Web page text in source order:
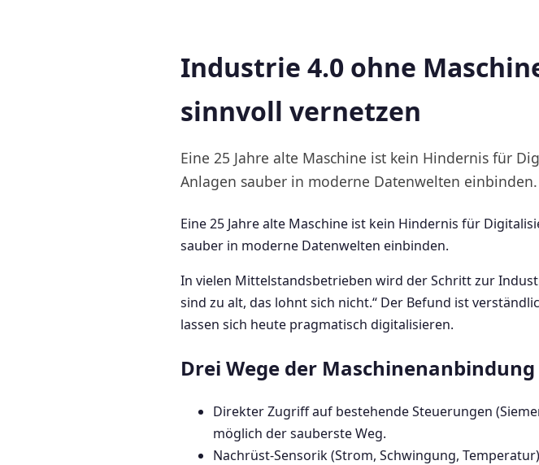
Industrie 4.0 ohne
sinnvoll vernetzen
Eine 25 Jahre alte Maschine ist kein Hindernis für
Anlagen sauber in moderne Datenwelten einbinden.
Eine 25 Jahre alte Maschine ist kein Hindernis für
sauber in moderne Datenwelten einbinden.
In vielen Mittelstandsbetrieben wird der Schritt zur
sind zu alt, das lohnt sich nicht.“ Der Befund ist
lassen sich heute pragmatisch digitalisieren.
Drei Wege der Maschinenanbindung
Direkter Zugriff auf bestehende Steuerungen
möglich der sauberste Weg.
Nachrüst-Sensorik (Strom, Schwingung,